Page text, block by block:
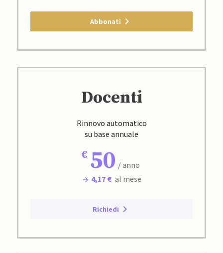
Abbonati
Docenti
Rinnovo automatico
su base annuale
50 / anno
4,17 € al mese
Richiedi